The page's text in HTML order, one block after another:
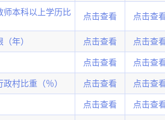
师本科以上学历比
点击查看 点击查
年） 点击查看 点击查
点击查看 点击查
村比重（％） 点击查看 点击查
点击查看 点击查